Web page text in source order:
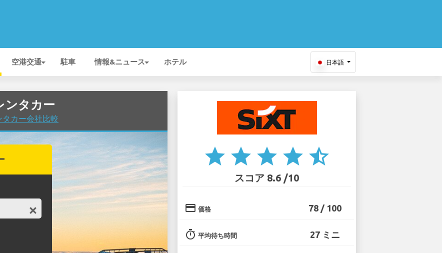
空港交通 駐車 情報&ニュース ホテル 日本語
ンタカー
カー会社比較
star star star star star_half
スコア 8.6 /10
credit_card 価格 78 / 100
timer 平均待ち時間 27 ミニ